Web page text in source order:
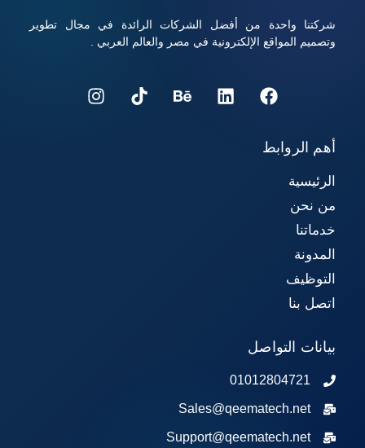
شركتنا واحدة من أفضل الشركات الرائدة في مجال تطوير
وتصميم المواقع الإلكترونية في مصر والعالم العربي .
أهم الروابط
الرئيسية
من نحن
خدماتنا
المدونة
التوظيف
اتصل بنا
بيانات التواصل
01012804721
Sales@qeematech.net
Support@qeematech.net